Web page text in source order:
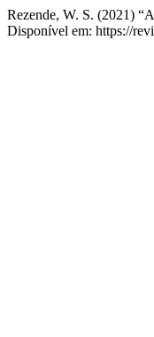
Rezende, W. S. (2021)
Disponível em: https://